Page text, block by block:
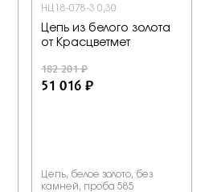
НЦ18-078-3 0,30
Цепь из белого золота
от Красцветмет
182 201 ₽
51 016 ₽
Цепь, белое золото, без
камней, проба 585